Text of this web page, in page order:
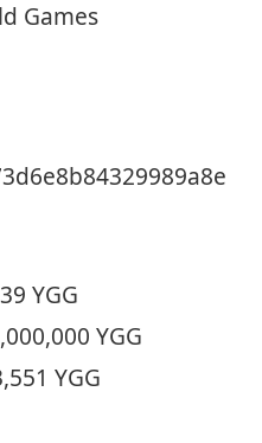
Games
YGG
YGG
YGG